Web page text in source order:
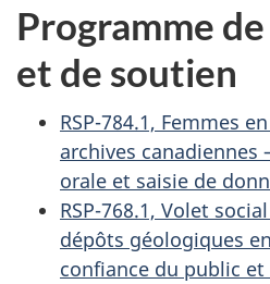
Programme
et de soutien
RSP-784.1, Femmes
archives canadiennes
orale et saisie de
RSP-768.1, Volet
dépôts géologiques
confiance du public et